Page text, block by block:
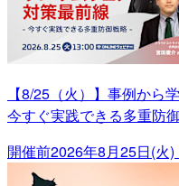
【8/25（火）】事例から
今すぐ実践できる多重防
開催前2026年8月25日(火)